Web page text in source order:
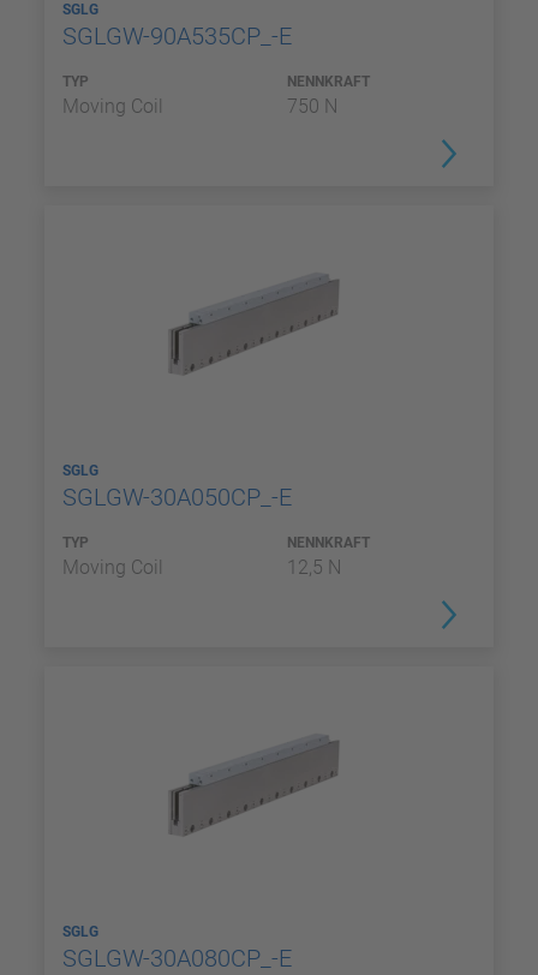
SGLG
SGLGW-90A535CP_-E
TYP
Moving Coil
NENNKRAFT
750 N
SGLG
SGLGW-30A050CP_-E
TYP
Moving Coil
NENNKRAFT
12,5 N
SGLG
SGLGW-30A080CP_-E